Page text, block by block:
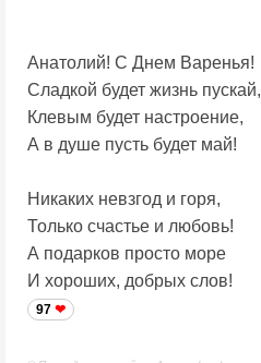
Анатолий! С Днем Варенья!
Сладкой будет жизнь пускай,
Клевым будет настроение,
А в душе пусть будет май!
Никаких невзгод и горя,
Только счастье и любовь!
А подарков просто море
И хороших, добрых слов!
97